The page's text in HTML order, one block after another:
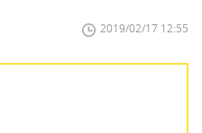
2019/02/17 12:55